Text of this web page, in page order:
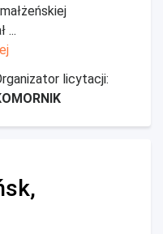
...
licytacji: